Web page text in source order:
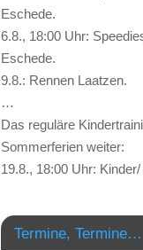
Eschede.
6.8., 18:00 Uhr:
Eschede.
9.8.: Rennen Laatzen.
…
Das reguläre
Sommerferien weiter:
19.8., 18:00 Uhr:
Termine, Termine…